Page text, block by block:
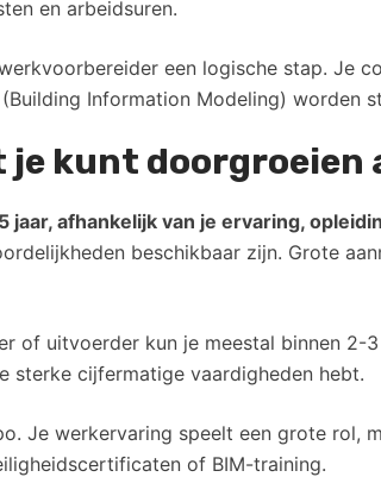
en arbeidsuren.
een logische stap. Je
Information Modeling) worden
kunt doorgroeien
jaar, afhankelijk van je ervaring,
beschikbaar zijn. Grote
of uitvoerder kun je meestal binnen
sterke cijfermatige vaardigheden hebt.
Je werkervaring speelt een grote rol,
of BIM-training.